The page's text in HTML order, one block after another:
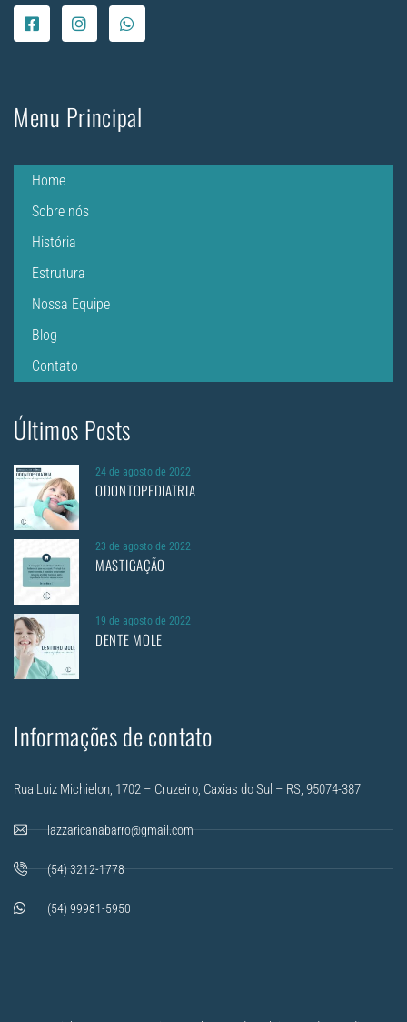
Menu Principal
Home
Sobre nós
História
Estrutura
Nossa Equipe
Blog
Contato
Últimos Posts
24 de agosto de 2022
ODONTOPEDIATRIA
23 de agosto de 2022
MASTIGAÇÃO
19 de agosto de 2022
DENTE MOLE
Informações de contato
Rua Luiz Michielon, 1702 – Cruzeiro, Caxias do Sul – RS, 95074-387
lazzaricanabarro@gmail.com
(54) 3212-1778
(54) 99981-5950